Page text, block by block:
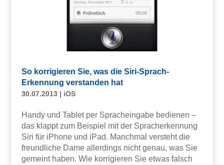
So korrigieren Sie, was die Siri-Sprach-
Erkennung verstanden hat
30.07.2013| iOS
Handy und Tablet per Spracheingabe bedienen –
das klappt zum Beispiel mit der Spracherkennung
Siri für iPhone und iPad. Manchmal versteht die
freundliche Dame allerdings nicht genau, was Sie
gemeint haben. Wie korrigieren Sie etwas falsch